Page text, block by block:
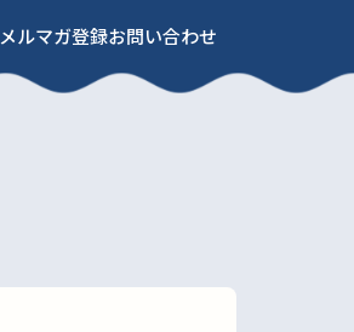
メルマガ登録お問い合わせ